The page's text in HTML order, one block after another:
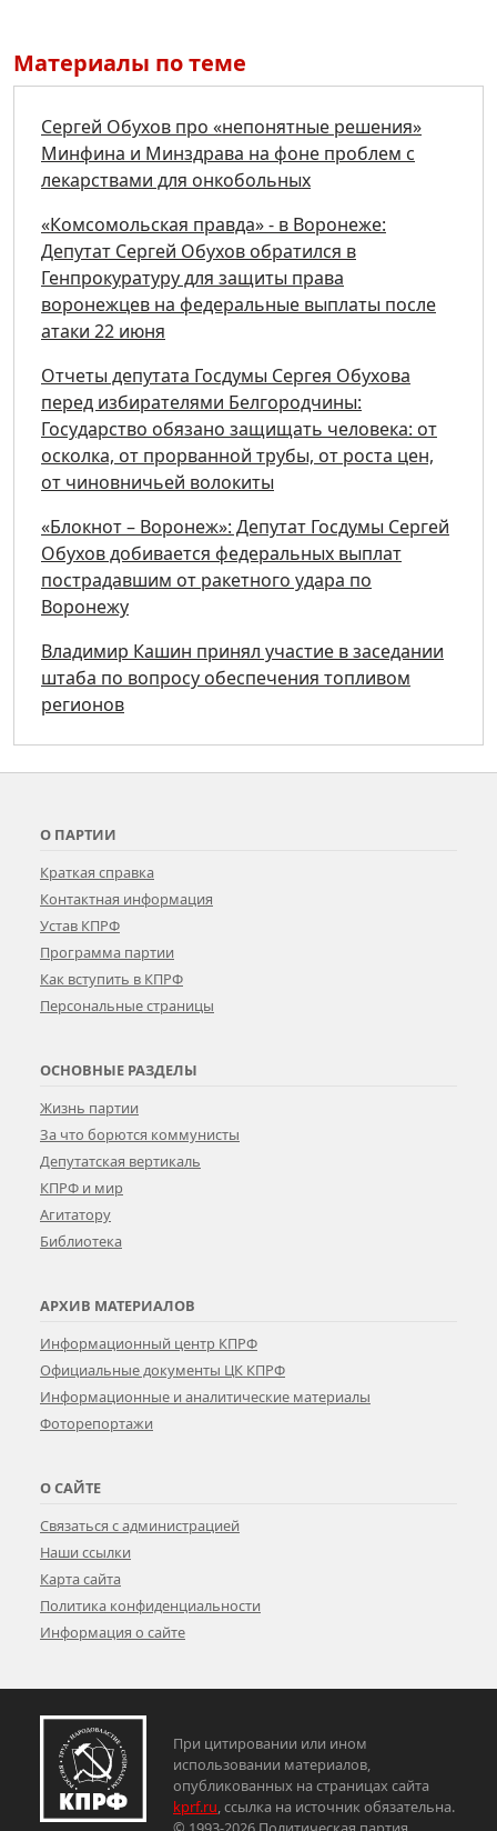
Материалы по теме
Сергей Обухов про «непонятные решения»
Минфина и Минздрава на фоне проблем с
лекарствами для онкобольных
«Комсомольская правда» - в Воронеже:
Депутат Сергей Обухов обратился в
Генпрокуратуру для защиты права
воронежцев на федеральные выплаты после
атаки 22 июня
Отчеты депутата Госдумы Сергея Обухова
перед избирателями Белгородчины:
Государство обязано защищать человека: от
осколка, от прорванной трубы, от роста цен,
от чиновничьей волокиты
«Блокнот – Воронеж»: Депутат Госдумы Сергей
Обухов добивается федеральных выплат
пострадавшим от ракетного удара по
Воронежу
Владимир Кашин принял участие в заседании
штаба по вопросу обеспечения топливом
регионов
О ПАРТИИ
Краткая справка
Контактная информация
Устав КПРФ
Программа партии
Как вступить в КПРФ
Персональные страницы
ОСНОВНЫЕ РАЗДЕЛЫ
Жизнь партии
За что борются коммунисты
Депутатская вертикаль
КПРФ и мир
Агитатору
Библиотека
АРХИВ МАТЕРИАЛОВ
Информационный центр КПРФ
Официальные документы ЦК КПРФ
Информационные и аналитические материалы
Фоторепортажи
О САЙТЕ
Связаться с администрацией
Наши ссылки
Карта сайта
Политика конфиденциальности
Информация о сайте
При цитировании или ином
использовании материалов,
опубликованных на страницах сайта
kprf.ru, ссылка на источник обязательна.